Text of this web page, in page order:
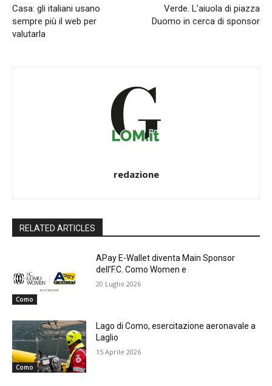
Casa: gli italiani usano
sempre più il web per
valutarla
Verde. L’aiuola di piazza
Duomo in cerca di sponsor
redazione
RELATED ARTICLES
Como
APay E-Wallet diventa Main Sponsor
dell’F.C. Como Women e
20 Luglio 2026
Como
Lago di Como, esercitazione aeronavale a
Laglio
15 Aprile 2026